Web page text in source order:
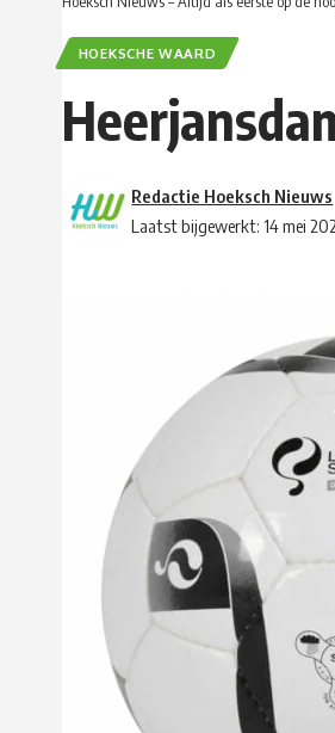
HOEKSCHE WAARD
Laatst bijgewerkt: 14 mei
Redactie Hoeksch Nieuws